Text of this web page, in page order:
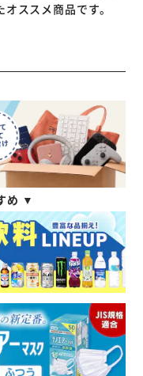
ススメ商品です。
め ▼